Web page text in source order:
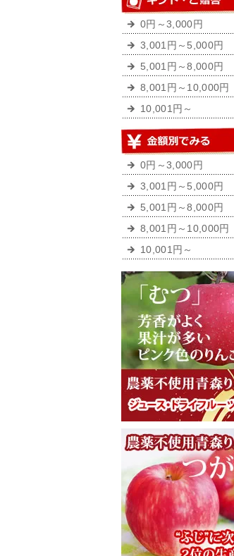
0円～3,000円
3,001円～5,000円
5,001円～8,000円
8,001円～10,000円
10,001円～
0円～3,000円
3,001円～5,000円
5,001円～8,000円
8,001円～10,000円
10,001円～